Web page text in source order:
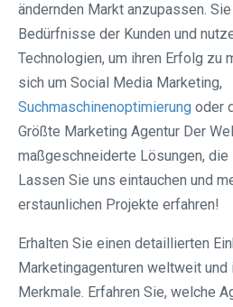
ändernden Markt anzupassen.
Bedürfnisse der Kunden und
Technologien, um ihren Erfolg zu
sich um Social Media Marketing,
Suchmaschinenoptimierung oder
Größte Marketing Agentur Der
maßgeschneiderte Lösungen,
Lassen Sie uns eintauchen und
erstaunlichen Projekte erfahren!
Erhalten Sie einen detaillierten
Marketingagenturen weltweit
Merkmale. Erfahren Sie, welche